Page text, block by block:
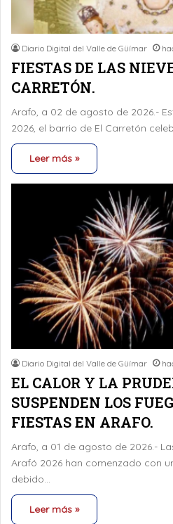
Diario Digital del Valle de Güímar
FIESTAS DE LAS
CARRETÓN.
Arafo, a 02 de agosto de 2026.-
2026, el barrio de El Carretón
Leer más »
Diario Digital del Valle de Güímar
EL CALOR Y LA
SUSPENDEN LOS
FIESTAS EN ARAFO.
Arafo, a 01 de agosto de 2026.-
Arafó 2026 han comenzado con
debido…
Leer más »